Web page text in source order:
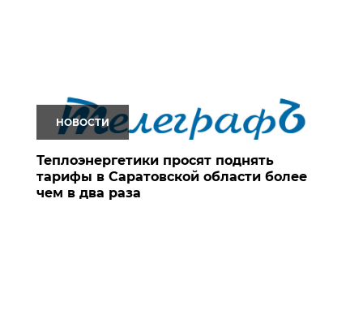
НОВОСТИ
Теплоэнергетики просят поднять
тарифы в Саратовской области более
чем в два раза